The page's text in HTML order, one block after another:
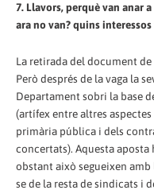
7. Llavors, perquè van anar
ara no van? quins
La retirada del document
Però després de la vaga la
Departament sobri la base
(artífex entre altres
primària pública i dels
concertats). Aquesta aposta
obstant això segueixen
se de la resta de sindicats i